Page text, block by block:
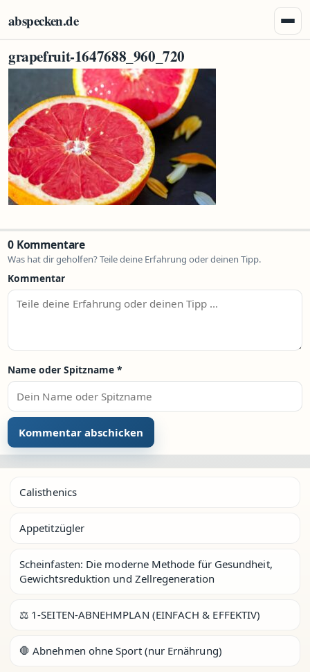
abspecken.de
grapefruit-1647688_960_720
0 Kommentare
Was hat dir geholfen? Teile deine Erfahrung oder deinen Tipp.
Kommentar
Name oder Spitzname *
Calisthenics
Appetitzügler
Scheinfasten: Die moderne Methode für Gesundheit,
Gewichtsreduktion und Zellregeneration
⚖️ 1-SEITEN-ABNEHMPLAN (EINFACH & EFFEKTIV)
🛑 Abnehmen ohne Sport (nur Ernährung)